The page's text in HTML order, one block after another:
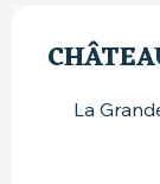
La